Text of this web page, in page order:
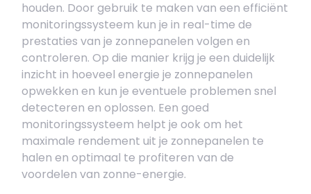
houden. Door gebruik te maken van een efficiënt
monitoringssysteem kun je in real-time de
prestaties van je zonnepanelen volgen en
controleren. Op die manier krijg je een duidelijk
inzicht in hoeveel energie je zonnepanelen
opwekken en kun je eventuele problemen snel
detecteren en oplossen. Een goed
monitoringssysteem helpt je ook om het
maximale rendement uit je zonnepanelen te
halen en optimaal te profiteren van de
voordelen van zonne-energie.